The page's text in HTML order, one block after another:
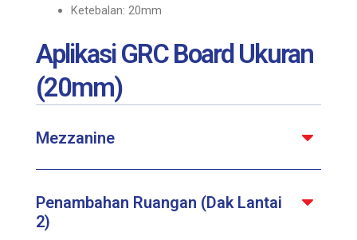
Ketebalan: 20mm
Aplikasi GRC Board Ukuran
(20mm)
Mezzanine
Penambahan Ruangan (Dak Lantai
2)